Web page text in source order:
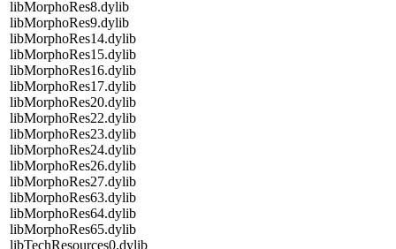
libMorphoRes8.dylib
libMorphoRes9.dylib
libMorphoRes14.dylib
libMorphoRes15.dylib
libMorphoRes16.dylib
libMorphoRes17.dylib
libMorphoRes20.dylib
libMorphoRes22.dylib
libMorphoRes23.dylib
libMorphoRes24.dylib
libMorphoRes26.dylib
libMorphoRes27.dylib
libMorphoRes63.dylib
libMorphoRes64.dylib
libMorphoRes65.dylib
libTechResources0.dylib